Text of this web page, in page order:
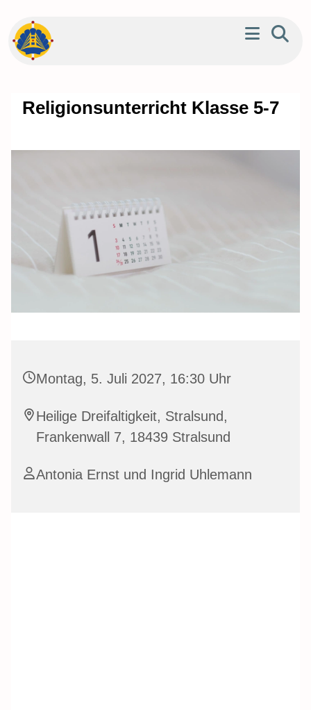
Religionsunterricht Klasse 5-7
Montag, 5. Juli 2027, 16:30 Uhr
Heilige Dreifaltigkeit, Stralsund,
Frankenwall 7, 18439 Stralsund
Antonia Ernst und Ingrid Uhlemann